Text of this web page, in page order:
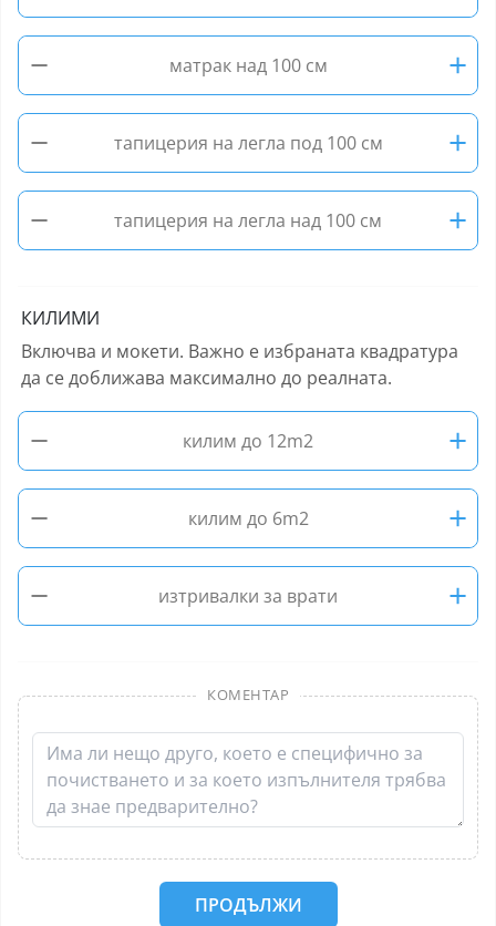
−
матрак над 100 см
+
−
тапицерия на легла под 100 см
+
−
тапицерия на легла над 100 см +
КИЛИМИ
Включва и мокети. Важно е избраната квадратура
да се доближава максимално до реалната.
− килим до 12m2
+
−
килим до 6m2
+
−
изтривалки за врати +
КОМЕНТАР
ПРОДЪЛЖИ